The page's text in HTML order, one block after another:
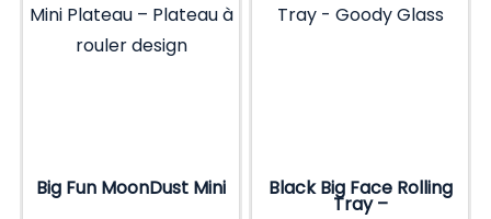
Big Fun MoonDust Mini Black Big Face Rolling
Tray –